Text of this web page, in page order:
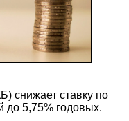
снижает ставку по
до 5,75% годовых.